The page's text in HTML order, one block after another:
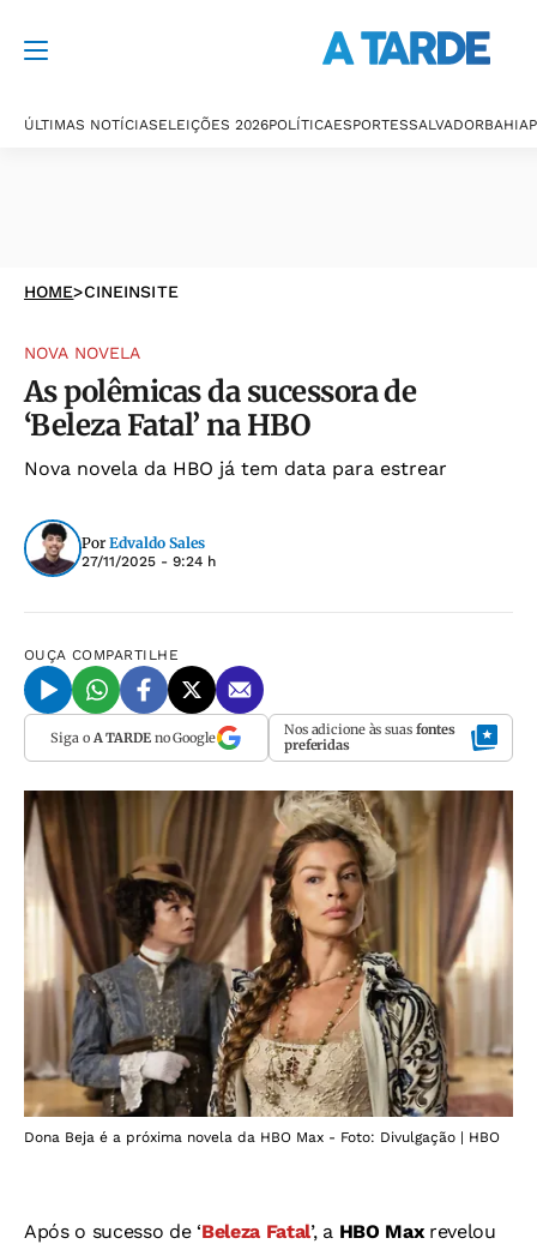
ÚLTIMAS NOTÍCIASELEIÇÕES 2026POLÍTICAESPORTESSALVADORBAHIA
HOME>CINEINSITE
NOVA NOVELA
As polêmicas da sucessora de
‘Beleza Fatal’ na HBO
Nova novela da HBO já tem data para estrear
Por Edvaldo Sales
27/11/2025 - 9:24 h
OUÇA COMPARTILHE
Siga o A TARDEno Google Nos adicione às suas fontes
preferidas
Dona Beja é a próxima novela da HBO Max - Foto: Divulgação | HBO
Após o sucesso de ‘Beleza Fatal’, a HBO Maxrevelou